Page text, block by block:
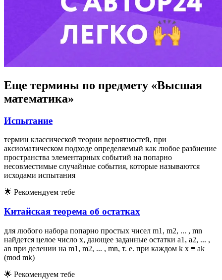
Еще термины по предмету «Высшая
математика»
Испытание
термин классической теории вероятностей, при
аксиоматическом подходе определяемый как любое разбиение
пространства элементарных событий на попарно
несовместимые случайные события, которые называются
исходами испытания
🌟 Рекомендуем тебе
Китайская теорема об остатках
для любого набора попарно простых чисел m1, m2, ... , mn
найдется целое число x, дающее заданные остатки a1, a2, ... ,
an при делении на m1, m2, ... , mn, т. е. при каждом k x ≡ ak
(mod mk)
🌟 Рекомендуем тебе